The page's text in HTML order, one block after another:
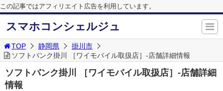
この記事ではアフィリエイト広告を利用しています。
スマホコンシェルジュ
TOP 静岡県
掛川市
ソフトバンク掛川 ［ワイモバイル取扱店］-店舗詳細情報
ソフトバンク掛川 ［ワイモバイル取扱店］-店舗詳細
情報